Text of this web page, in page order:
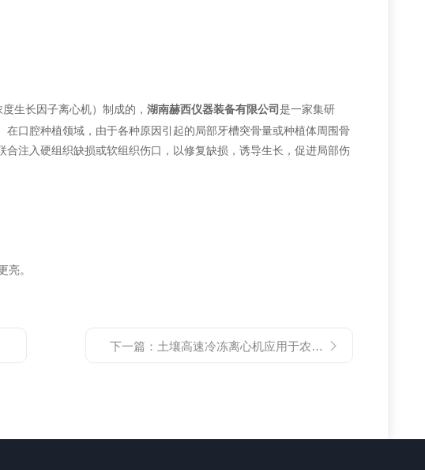
生长因子离心机）制成的，湖南赫西仪器装备有限公司是一家集研
口腔种植领域，由于各种原因引起的局部牙槽突骨量或种植体周围骨
注入硬组织缺损或软组织伤口，以修复缺损，诱导生长，促进局部伤
亮。
下一篇： 土壤高速冷冻离心机应用于农业科技领域